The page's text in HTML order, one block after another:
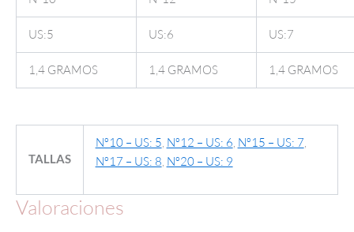
US:5 US:6 US:7
1,4 GRAMOS 1,4 GRAMOS 1,4 GRAMOS
TALLAS
Nº10 – US: 5, Nº12 – US: 6, Nº15 – US: 7,
Nº17 – US: 8, Nº20 – US: 9
Valoraciones